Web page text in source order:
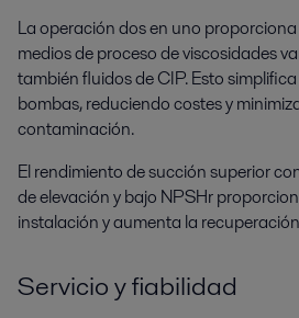
La operación dos en uno
medios de proceso de viscosidades
también fluidos de CIP. Esto
bombas, reduciendo costes y
contaminación.
El rendimiento de succión superior
de elevación y bajo NPSHr
instalación y aumenta la
Servicio y fiabilidad